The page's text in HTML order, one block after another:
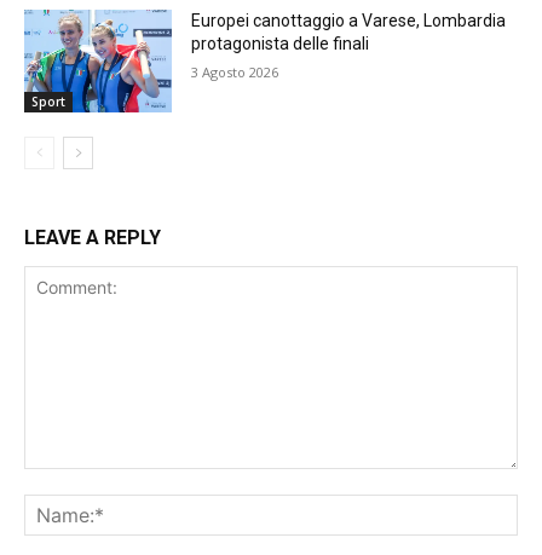
Sport
Europei canottaggio a Varese, Lombardia
protagonista delle finali
3 Agosto 2026
LEAVE A REPLY